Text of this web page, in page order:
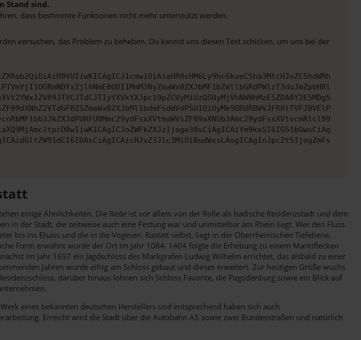
Stand sind.
dass bestimmte Funktionen nicht mehr unterstützt werden.
versuchen, das Problem zu beheben. Du kannst uns diesen Text schicken, um uns bei der
einige Ähnlichkeiten. Die Rede ist vor allem von der Rolle als badische Residenzstadt und dem
in der Stadt, die zeitweise auch eine Festung war und unmittelbar am Rhein liegt. Wer den Fluss
bis ins Elsass und die in die Vogesen. Rastatt selbst, liegt in der Oberrheinischen Tiefebene,
Form erwähnt wurde der Ort im Jahr 1084. 1404 folgte die Erhebung zu einem Marktflecken
im Jahr 1697 ein Jagdschloss des Markgrafen Ludwig Wilhelm errichtet, das alsbald zu einer
Jahren wurde eifrig am Schloss gebaut und dieses erweitert. Zur heutigen Größe wuchs
darüber hinaus lohnen sich Schloss Favorite, die Pagodenburg sowie ein Blick auf
eines bekannten deutschen Herstellers und entsprechend haben sich auch
Erreicht wird die Stadt über die Autobahn A5 sowie zwei Bundesstraßen und natürlich